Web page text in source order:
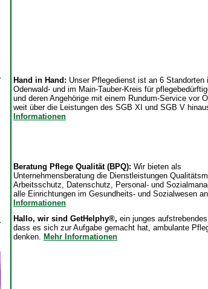
Hand in Hand: Unser Pflegedienst ist an 6 Standorten
Odenwald- und im Main-Tauber-Kreis für
und deren Angehörige mit einem Rundum-Service vor
weit über die Leistungen des SGB XI und SGB V
Informationen
Beratung Pflege Qualität (BPQ): Wir bieten als
Unternehmensberatung die Dienstleistungen
Arbeitsschutz, Datenschutz, Personal- und
alle Einrichtungen im Gesundheits- und Sozialwesen
Informationen
Hallo, wir sind GetHelphy®, ein junges
dass es sich zur Aufgabe gemacht hat, ambulante
denken. Mehr Informationen